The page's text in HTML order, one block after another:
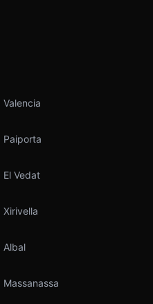
Valencia
Paiporta
El Vedat
Xirivella
Albal
Massanassa